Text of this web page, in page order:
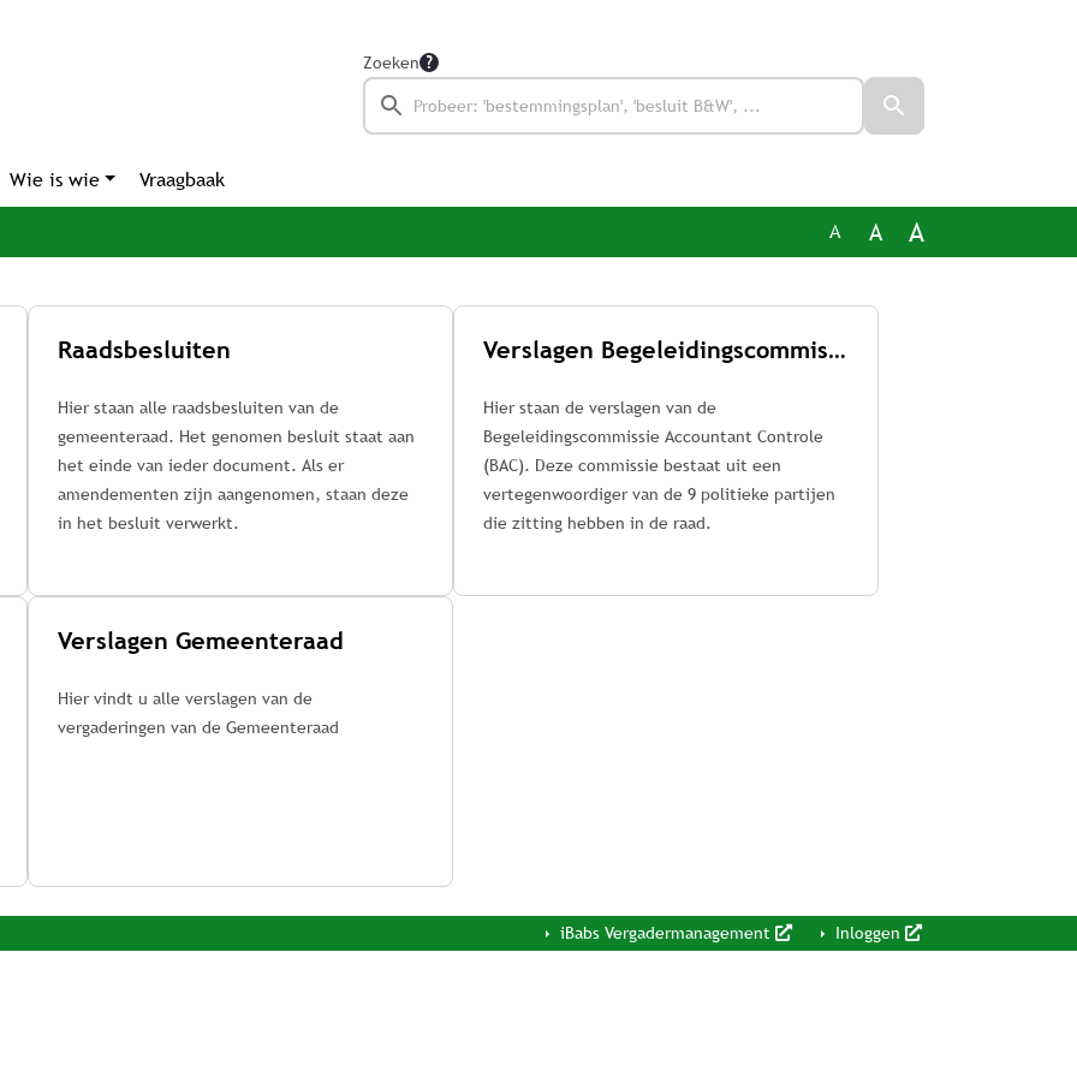
Zoeken
Wie is wie Vraagbaak
A A A
Raadsbesluiten
Hier staan alle raadsbesluiten van de
gemeenteraad. Het genomen besluit staat aan
het einde van ieder document. Als er
amendementen zijn aangenomen, staan deze
in het besluit verwerkt.
Verslagen Begeleidingscommissie Accountant Controle (BAC)
Hier staan de verslagen van de
Begeleidingscommissie Accountant Controle
(BAC). Deze commissie bestaat uit een
vertegenwoordiger van de 9 politieke partijen
die zitting hebben in de raad.
Verslagen Gemeenteraad
Hier vindt u alle verslagen van de
vergaderingen van de Gemeenteraad
iBabs Vergadermanagement Inloggen